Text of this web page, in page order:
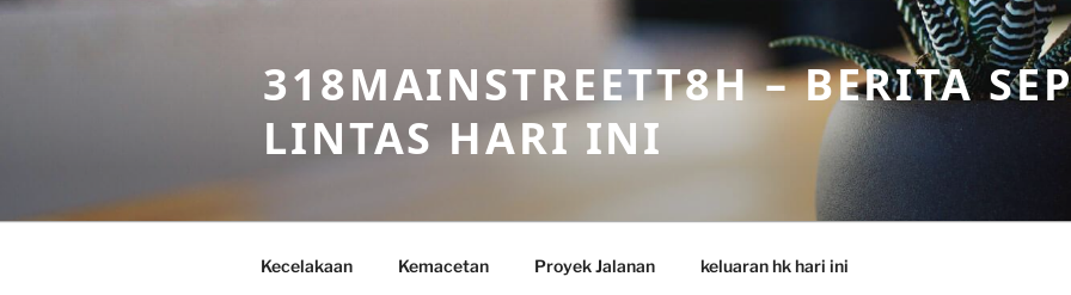
Skip
318MAINSTREETT8H – BERITA
LINTAS HARI INI
Kecelakaan Kemacetan Proyek Jalanan keluaran hk hari ini